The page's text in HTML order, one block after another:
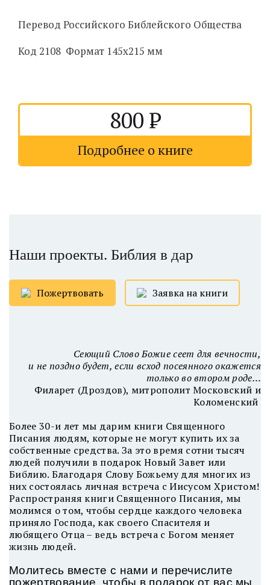
Перевод Российского Библейского Общества
Код 2108 Формат 145х215 мм
800
Подробнее о книге
Наши проекты. Библия в дар
Пожертвовать Заявка на книги
Сеющий Слово Божие сеет для вечности,
и не поздно будет, если всход посеянного окажется
только во втором роде…
Филарет (Дроздов), митрополит Московский и
Коломенский
Более 30-и лет мы дарим книги Священного
Писания людям, которые не могут купить их за
собственные средства. За это время сотни тысяч
людей получили в подарок Новый Завет или
Библию. Благодаря Слову Божьему для многих из
них состоялась личная встреча с Иисусом Христом!
Распространяя книги Священного Писания, мы
молимся о том, чтобы сердце каждого человека
приняло Господа, как своего Спасителя и
любящего Отца – ведь встреча с Богом меняет
жизнь людей.
Молитесь вместе с нами и перечислите
пожертвование, чтобы в подарок от вас мы